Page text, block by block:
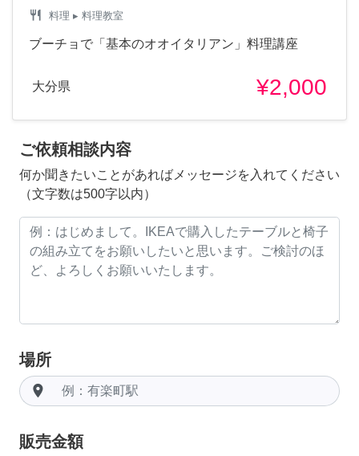
restaurant 料理 ▸ 料理教室
ブーチョで「基本のオオイタリアン」料理講座
大分県 ¥2,000
ご依頼相談内容
何か聞きたいことがあればメッセージを入れてください
（文字数は500字以内）
場所
room
販売金額